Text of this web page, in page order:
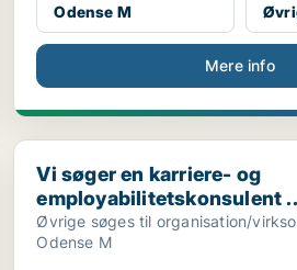
Odense M
Mere info
Vi søger en karriere- og
Vi søger en karriere- og
employabilitetskonsulent
Øvrige søges til organisation/
Odense M